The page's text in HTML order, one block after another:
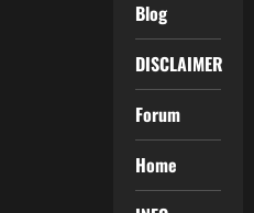
Blog
DISCLAIMER
Forum
Home